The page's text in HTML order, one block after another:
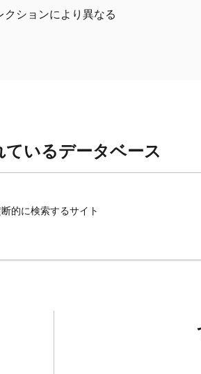
クションにより異なる
ているデータベース
的に検索するサイト